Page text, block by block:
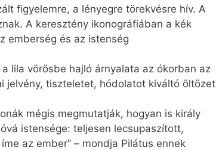
figyelemre, a lényegre törekvésre hív. A
A keresztény ikonográfiában a kék
emberség és az istenség
lila vörösbe hajló árnyalata az ókorban az
jelvény, tiszteletet, hódolatot kiváltó öltözet
mégis megmutatják, hogyan is király
istensége: teljesen lecsupaszított,
az ember” – mondja Pilátus ennek